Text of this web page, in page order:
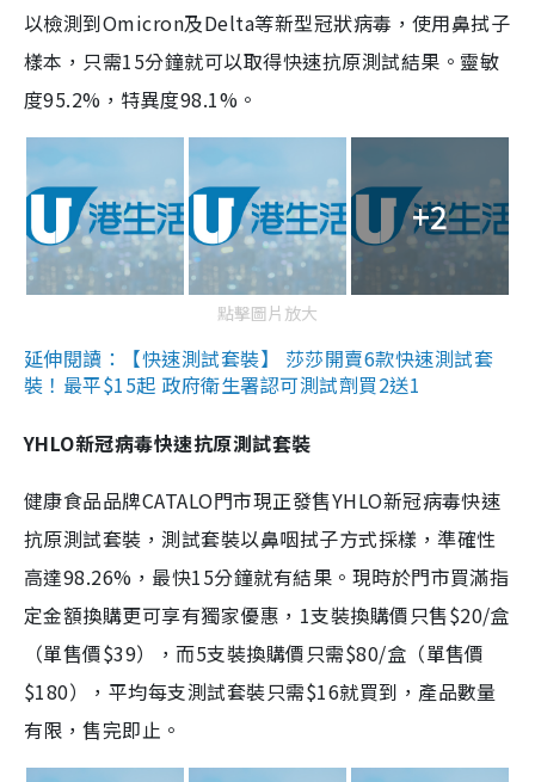
以檢測到Omicron及Delta等新型冠狀病毒，使用鼻拭子
樣本，只需15分鐘就可以取得快速抗原測試結果。靈敏
度95.2%，特異度98.1%。
+2
點擊圖片放大
延伸閱讀：【快速測試套裝】 莎莎開賣6款快速測試套
裝！最平$15起 政府衛生署認可測試劑買2送1
YHLO新冠病毒快速抗原測試套裝
健康食品品牌CATALO門市現正發售YHLO新冠病毒快速
抗原測試套裝，測試套裝以鼻咽拭子方式採樣，準確性
高達98.26%，最快15分鐘就有結果。現時於門市買滿指
定金額換購更可享有獨家優惠，1支裝換購價只售$20/盒
（單售價$39），而5支裝換購價只需$80/盒（單售價
$180），平均每支測試套裝只需$16就買到，產品數量
有限，售完即止。